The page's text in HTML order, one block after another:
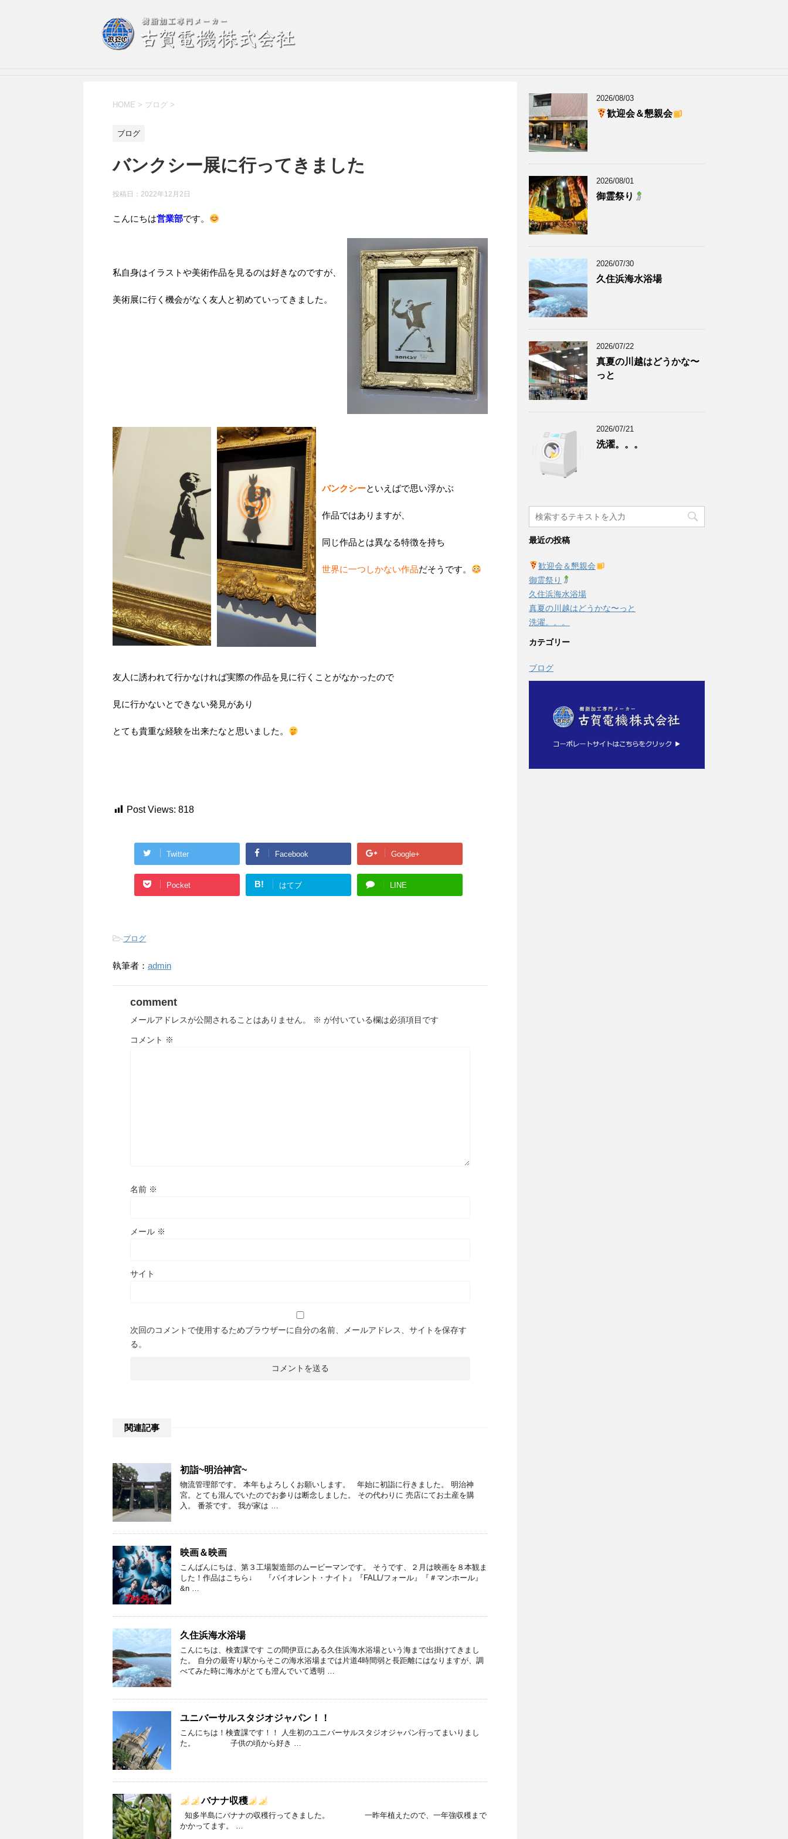
HOME > ブログ >
ブログ
バンクシー展に行ってきました
投稿日： 2022年12月2日
こんにちは営業部です。
私自身はイラストや美術作品を見るのは好きなのですが、
美術展に行く機会がなく友人と初めていってきました。
バンクシーといえばで思い浮かぶ
作品ではありますが、
同じ作品とは異なる特徴を持ち
世界に一つしかない作品だそうです。
友人に誘われて行かなければ実際の作品を見に行くことがなかったので
見に行かないとできない発見があり
とても貴重な経験を出来たなと思いました。
Post Views: 818
Twitter Facebook Google+
Pocket B! はてブ LINE
-ブログ
執筆者： admin
comment
メールアドレスが公開されることはありません。 ※ が付いている欄は必須項目です
コメント ※
名前 ※
メール ※
サイト
次回のコメントで使用するためブラウザーに自分の名前、メールアドレス、サイトを保存す
る。
関連記事
初詣~明治神宮~
物流管理部です。 本年もよろしくお願いします。 年始に初詣に行きました。 明治神
宮。とても混んでいたのでお参りは断念しました。 その代わりに 売店にてお土産を購
入。 番茶です。 我が家は …
映画＆映画
こんばんにちは、第３工場製造部のムービーマンです。 そうです、２月は映画を８本観ま
した！作品はこちら↓ 『バイオレント・ナイト』『FALL/フォール』『＃マンホール』
&n …
久住浜海水浴場
こんにちは、検査課です この間伊豆にある久住浜海水浴場という海まで出掛けてきまし
た。 自分の最寄り駅からそこの海水浴場までは片道4時間弱と長距離にはなりますが、調
べてみた時に海水がとても澄んでいて透明 …
ユニバーサルスタジオジャパン！！
こんにちは！検査課です！！ 人生初のユニバーサルスタジオジャパン行ってまいりまし
た。 子供の頃から好き …
バナナ収穫
知多半島にバナナの収穫行ってきました。 一昨年植えたので、一年強収穫まで
かかってます。 …
2026/08/03
歓迎会＆懇親会
2026/08/01
御霊祭り
2026/07/30
久住浜海水浴場
2026/07/22
真夏の川越はどうかな〜
っと
2026/07/21
洗濯。。。
最近の投稿
歓迎会＆懇親会
御霊祭り
久住浜海水浴場
真夏の川越はどうかな〜っと
洗濯。。。
カテゴリー
ブログ